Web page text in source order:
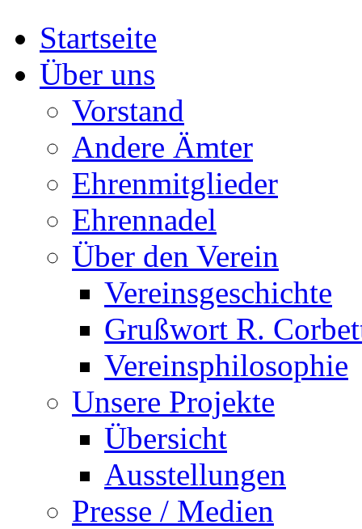
Startseite
Über uns
Vorstand
Andere Ämter
Ehrenmitglieder
Ehrennadel
Über den Verein
Vereinsgeschichte
Grußwort R.
Vereinsphilosophie
Unsere Projekte
Übersicht
Ausstellungen
Presse / Medien